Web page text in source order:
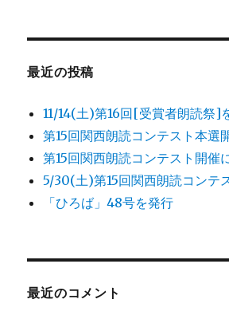
象:
最近の投稿
11/14(土)第16回[受賞者朗読祭]
第15回関西朗読コンテスト本選
第15回関西朗読コンテスト開催
5/30(土)第15回関西朗読コンテ
「ひろば」48号を発行
最近のコメント